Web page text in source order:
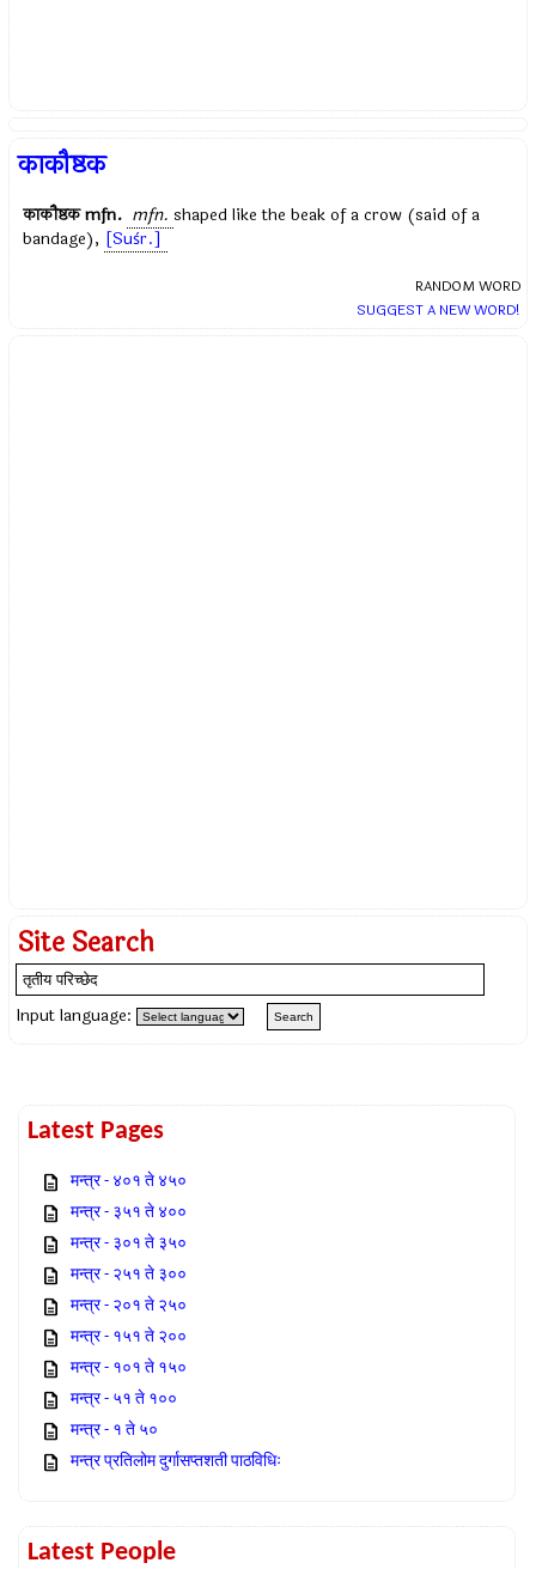
काकौष्ठक
काकौष्ठकmfn. mfn. shaped like the beak of a crow (said of a
bandage), [Suśr.]
RANDOM WORD
SUGGEST A NEW WORD!
Site Search
Input language:
Latest Pages
मन्त्र - ४०१ ते ४५०
मन्त्र - ३५१ ते ४००
मन्त्र - ३०१ ते ३५०
मन्त्र - २५१ ते ३००
मन्त्र - २०१ ते २५०
मन्त्र - १५१ ते २००
मन्त्र - १०१ ते १५०
मन्त्र - ५१ ते १००
मन्त्र - १ ते ५०
मन्त्र प्रतिलोम दुर्गासप्तशती पाठविधिः
Latest People